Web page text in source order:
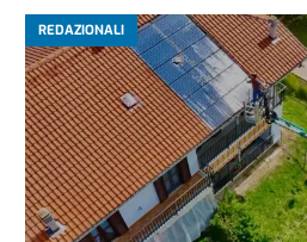
REDAZIONALI